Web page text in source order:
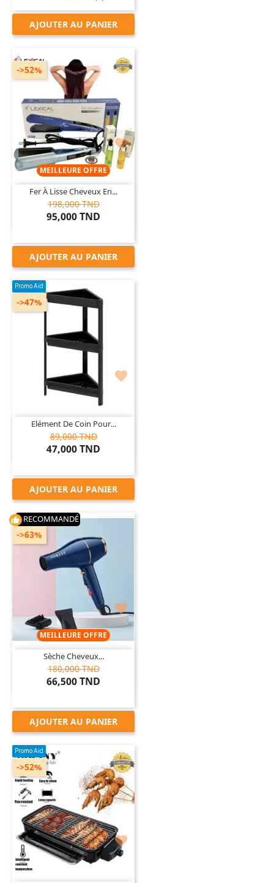
AJOUTER AU PANIER

MEILLEURE OFFRE
Fer À Lisse Cheveux En...
198,000 TND
95,000 TND
->52%
AJOUTER AU PANIER

Promo Aid
Elément De Coin Pour...
89,000 TND
47,000 TND
->47%
AJOUTER AU PANIER

thumb_up RECOMMANDÉ
MEILLEURE OFFRE
Sèche Cheveux...
180,000 TND
66,500 TND
->63%
AJOUTER AU PANIER

Promo Aid
->52%